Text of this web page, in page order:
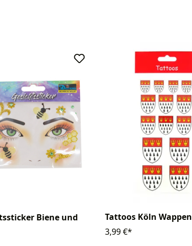
Biene und
Tattoos Köln Wappen
3,99 €*